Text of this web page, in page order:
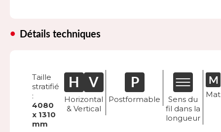
Détails techniques
Taille
stratifié
:
4080
x 1310
mm
Horizontal
& Vertical
Postformable
Sens du
fil dans la
longueur
Mat